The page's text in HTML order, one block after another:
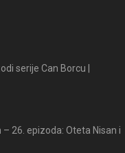
serije Can Borcu |
26. epizoda: Oteta Nisan i